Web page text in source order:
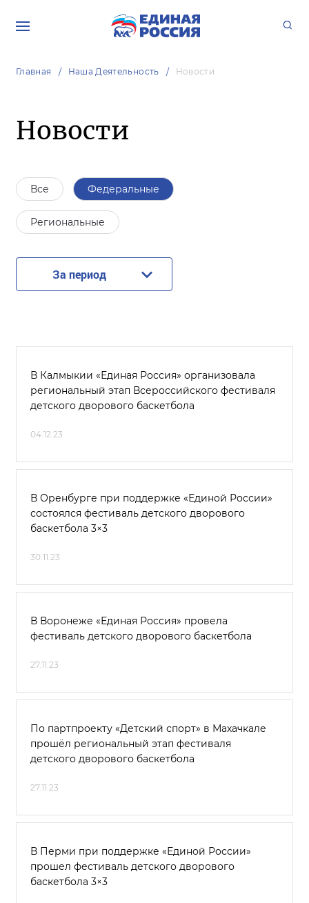
Главная Наша Деятельность Новости
Новости
Все Федеральные
Региональные
За период
В Калмыкии «Единая Россия» организовала
региональный этап Всероссийского фестиваля
детского дворового баскетбола
04.12.23
В Оренбурге при поддержке «Единой России»
состоялся фестиваль детского дворового
баскетбола 3×3
30.11.23
В Воронеже «Единая Россия» провела
фестиваль детского дворового баскетбола
27.11.23
По партпроекту «Детский спорт» в Махачкале
прошёл региональный этап фестиваля
детского дворового баскетбола
27.11.23
В Перми при поддержке «Единой России»
прошел фестиваль детского дворового
баскетбола 3×3